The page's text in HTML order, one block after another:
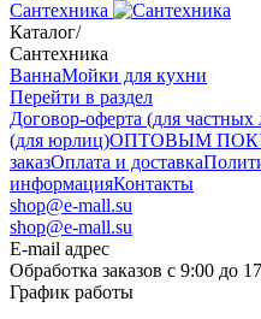
Сантехника
Каталог/
Сантехника
ВаннаМойки для кухни
Перейти в раздел
Договор-оферта (для частных
(для юрлиц)ОПТОВЫМ
заказОплата и доставка
информацияКонтакты
shop@e-mall.su
shop@e-mall.su
E-mail адрес
Обработка заказов с 9:00 до
График работы